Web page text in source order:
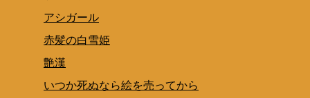
アシガール
赤髪の白雪姫
艶漢
いつか死ぬなら絵を売ってから